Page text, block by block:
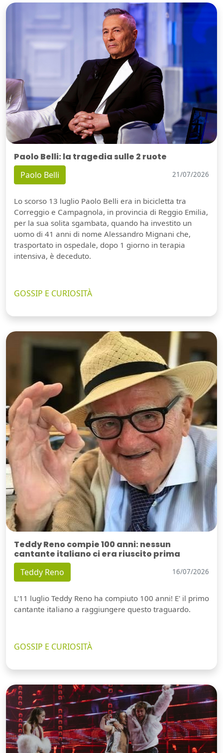
Paolo Belli: la tragedia sulle 2 ruote
Paolo Belli 21/07/2026
Lo scorso 13 luglio Paolo Belli era in bicicletta tra
Correggio e Campagnola, in provincia di Reggio Emilia,
per la sua solita sgambata, quando ha investito un
uomo di 41 anni di nome Alessandro Mignani che,
trasportato in ospedale, dopo 1 giorno in terapia
intensiva, è deceduto.
GOSSIP E CURIOSITÀ
Teddy Reno compie 100 anni: nessun
cantante italiano ci era riuscito prima
Teddy Reno 16/07/2026
L'11 luglio Teddy Reno ha compiuto 100 anni! E' il primo
cantante italiano a raggiungere questo traguardo.
GOSSIP E CURIOSITÀ